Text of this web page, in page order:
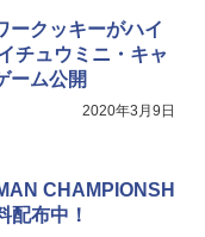
ークッキーがハイ
チュウミニ・キャ
ーム公開
2020年3月9日
CHAMPIONSH
配布中！